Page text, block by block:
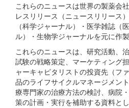
これらのニュースは世界の製薬会
レスリリース（ニュースリリース
（科学ジャーナル）・医学雑誌（
ル）・生物学ジャーナルを元に作
これらのニュースは、研究活動、
試験の戦略策定、マーケティング
ャーキャピタリストの投資先（フ
品のライフサイクルマネージメン
療専門家の治療方法の検討、病院
策の計画・実行を補助する資料と